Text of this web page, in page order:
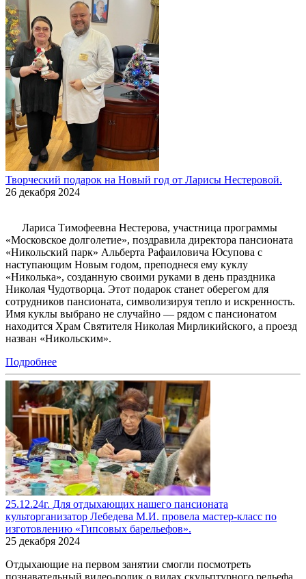
Творческий подарок на Новый год от Ларисы Нестеровой.
26 декабря 2024
Лариса Тимофеевна Нестерова, участница программы
«Московское долголетие», поздравила директора пансионата
«Никольский парк» Альберта Рафаиловича Юсупова с
наступающим Новым годом, преподнеся ему куклу
«Николька», созданную своими руками в день праздника
Николая Чудотворца. Этот подарок станет оберегом для
сотрудников пансионата, символизируя тепло и искренность.
Имя куклы выбрано не случайно — рядом с пансионатом
находится Храм Святителя Николая Мирликийского, а проезд
назван «Никольским».
Подробнее
25.12.24г. Для отдыхающих нашего пансионата
культорганизатор Лебедева М.И. провела мастер-класс по
изготовлению «Гипсовых барельефов».
25 декабря 2024
Отдыхающие на первом занятии смогли посмотреть